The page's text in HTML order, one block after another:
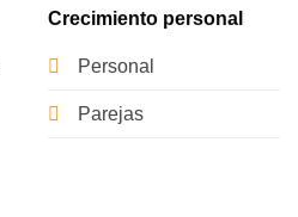
Crecimiento personal
Personal
Parejas